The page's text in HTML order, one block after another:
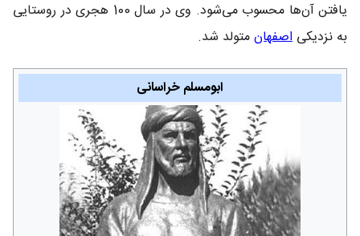
یافتن آن‌ها محسوب می‌شود. وی در سال 100 هجری در روستایی
به نزدیکی اصفهانمتولد شد.
ابومسلم خراسانی